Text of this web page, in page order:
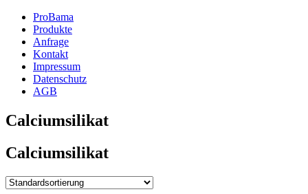
ProBama
Produkte
Anfrage
Kontakt
Impressum
Datenschutz
AGB
Calciumsilikat
Calciumsilikat